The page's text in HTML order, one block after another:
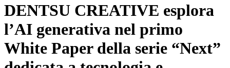
DENTSU CREATIVE esplora
l’AI generativa nel primo
White Paper della serie “Next”